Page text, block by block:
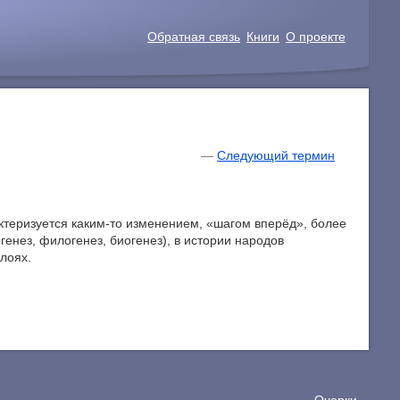
Обратная связь Книги О проекте
—Следующий термин
каким-то изменением, «шагом вперёд», более
филогенез, биогенез), в истории народов